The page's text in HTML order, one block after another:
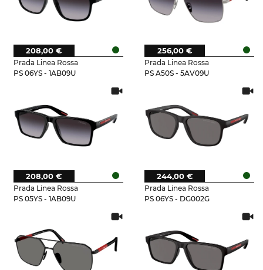
Prada Linea Rossa
PS 06YS - 1AB09U
208,00 €
Prada Linea Rossa
PS A50S - 5AV09U
256,00 €
Prada Linea Rossa
PS 05YS - 1AB09U
208,00 €
Prada Linea Rossa
PS 06YS - DG002G
244,00 €